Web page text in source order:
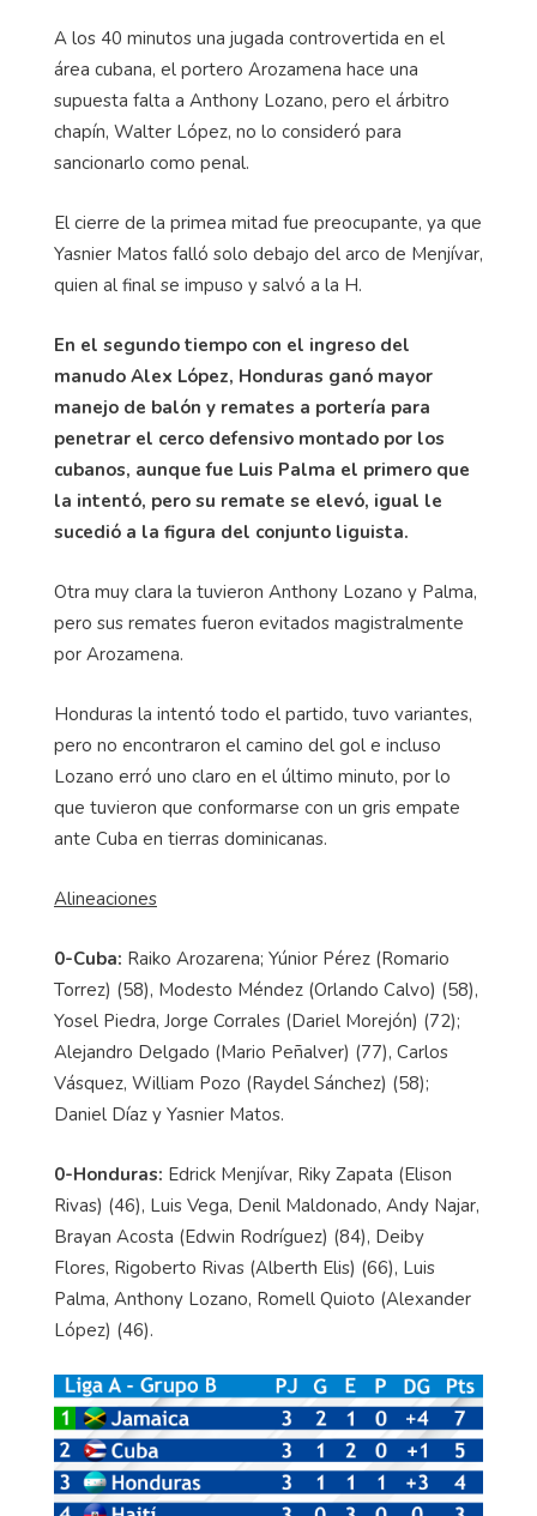
A los 40 minutos una jugada controvertida en el
área cubana, el portero Arozamena hace una
supuesta falta a Anthony Lozano, pero el árbitro
chapín, Walter López, no lo consideró para
sancionarlo como penal.
El cierre de la primea mitad fue preocupante, ya que
Yasnier Matos falló solo debajo del arco de Menjívar,
quien al final se impuso y salvó a la H.
En el segundo tiempo con el ingreso del
manudo Alex López, Honduras ganó mayor
manejo de balón y remates a portería para
penetrar el cerco defensivo montado por los
cubanos, aunque fue Luis Palma el primero que
la intentó, pero su remate se elevó, igual le
sucedió a la figura del conjunto liguista.
Otra muy clara la tuvieron Anthony Lozano y Palma,
pero sus remates fueron evitados magistralmente
por Arozamena.
Honduras la intentó todo el partido, tuvo variantes,
pero no encontraron el camino del gol e incluso
Lozano erró uno claro en el último minuto, por lo
que tuvieron que conformarse con un gris empate
ante Cuba en tierras dominicanas.
Alineaciones
0-Cuba: Raiko Arozarena; Yúnior Pérez (Romario
Torrez) (58), Modesto Méndez (Orlando Calvo) (58),
Yosel Piedra, Jorge Corrales (Dariel Morejón) (72);
Alejandro Delgado (Mario Peñalver) (77), Carlos
Vásquez, William Pozo (Raydel Sánchez) (58);
Daniel Díaz y Yasnier Matos.
0-Honduras: Edrick Menjívar, Riky Zapata (Elison
Rivas) (46), Luis Vega, Denil Maldonado, Andy Najar,
Brayan Acosta (Edwin Rodríguez) (84), Deiby
Flores, Rigoberto Rivas (Alberth Elis) (66), Luis
Palma, Anthony Lozano, Romell Quioto (Alexander
López) (46).